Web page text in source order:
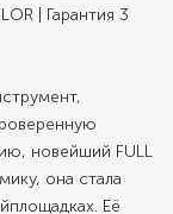
| Гарантия 3
новейший FULL
она стала
Её